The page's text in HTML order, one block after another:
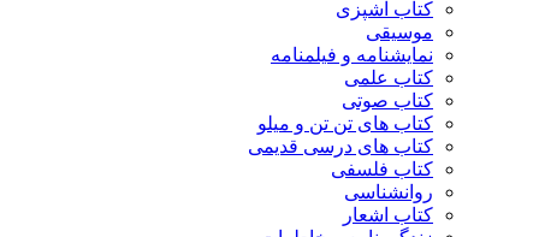
کتاب آشپزی
موسیقی
نمایشنامه و فیلمنامه
کتاب علمی
کتاب صوتی
کتاب های تن تن و میلو
کتاب های درسی قدیمی
کتاب فلسفی
روانشناسی
کتاب اشعار